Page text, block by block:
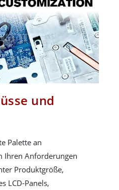
und
Palette an
Ihren Anforderungen
Produktgröße,
LCD-Panels,